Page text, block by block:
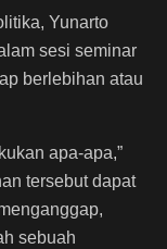
Yunarto
sesi seminar
berlebihan atau
apa-apa,”
tersebut dapat
sebuah